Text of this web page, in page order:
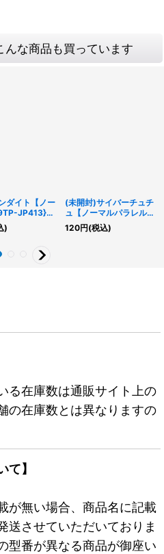
んな商品も買っています
ダイト【ノー
JP413}
)
(未開封)サイバーチュチ
ュ【ノーマルパラレル】
{RD/ECG1-JP004}
《RDモンスター》
120円(税込)
る在庫数は通販サイト上の
の在庫数とは異なりますの
て】
が無い場合、商品名に記載
送させていただいておりま
型番が異なる商品が御座い